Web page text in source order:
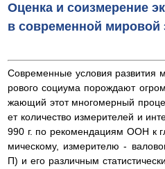
Оценка и соизмерение
в современной мировой
Современные условия развития
рового социума порождают
жающий этот многомерный
ет количество измерителей и
990 г. по рекомендациям ООН к
мическому, измерителю -
П) и его различным